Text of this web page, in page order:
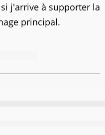
j'arrive à supporter la
principal.